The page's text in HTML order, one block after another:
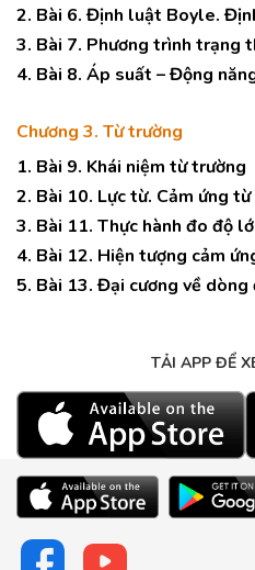
2. Bài 6. Định luật Boyle.
3. Bài 7. Phương trình trạng
4. Bài 8. Áp suất – Động
Chương 3. Từ trường
1. Bài 9. Khái niệm từ trường
2. Bài 10. Lực từ. Cảm ứng từ
3. Bài 11. Thực hành đo độ
4. Bài 12. Hiện tượng cảm
5. Bài 13. Đại cương về dòng
TẢI APP ĐỂ